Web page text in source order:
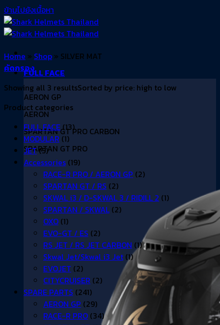
ข้ามไปยังเนื้อหา
FULL FACE
AERON GP
AERON
SPARTAN GT PRO CARBON
SPARTAN GT PRO
Home » Shop» SILVER MAT
คัดกรอง
Showing all 3 resultsSorted by price: high to low
Product categories
FULL FACE(13)
MODULAR (1)
JET(5)
Accessories (19)
RACE-R PRO / AERON GP (2)
SPARTAN GT / RS (2)
SKWAL i3 / D-SKWAL 3 / RIDILL 2 (1)
SPARTAN / SKWAL (2)
OXO (1)
EVO-GT / ES (2)
RS JET / RS JET CARBON (1)
Skwal Jet/Skwal i3 Jet (1)
EVOJET (2)
CITYCRUISER (2)
SPARE PARTS (241)
AERON GP (29)
RACE-R PRO (34)